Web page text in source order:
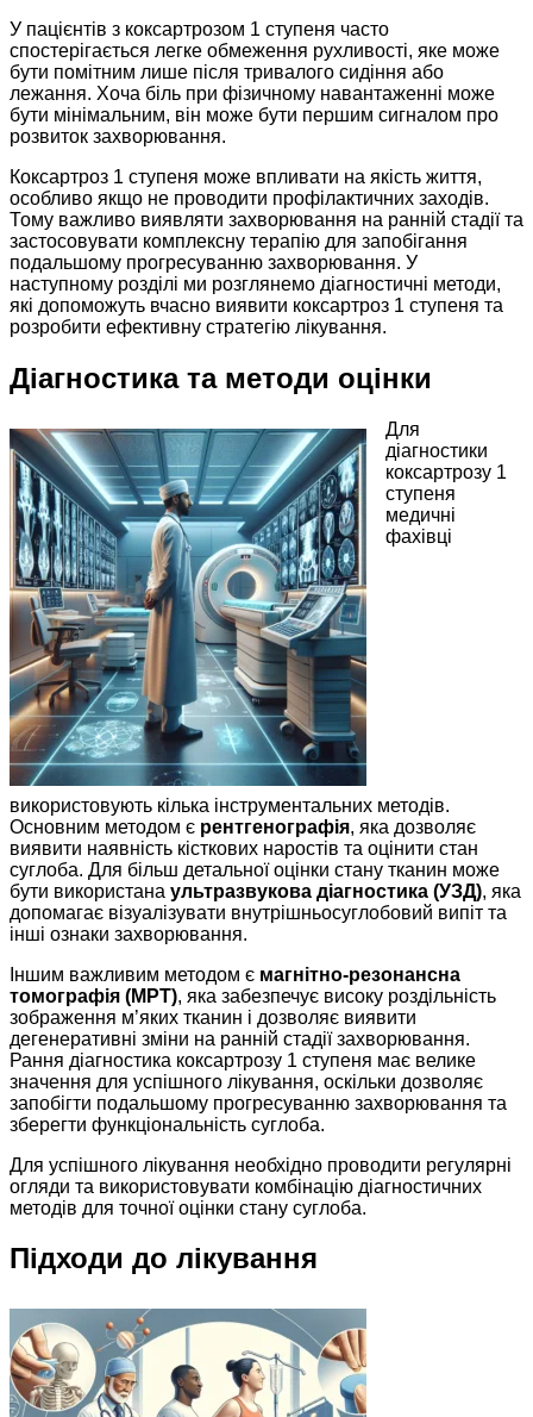
У пацієнтів з коксартрозом 1 ступеня часто
спостерігається легке обмеження рухливості, яке може
бути помітним лише після тривалого сидіння або
лежання. Хоча біль при фізичному навантаженні може
бути мінімальним, він може бути першим сигналом про
розвиток захворювання.
Коксартроз 1 ступеня може впливати на якість життя,
особливо якщо не проводити профілактичних заходів.
Тому важливо виявляти захворювання на ранній стадії та
застосовувати комплексну терапію для запобігання
подальшому прогресуванню захворювання. У
наступному розділі ми розглянемо діагностичні методи,
які допоможуть вчасно виявити коксартроз 1 ступеня та
розробити ефективну стратегію лікування.
Діагностика та методи оцінки
Для
діагностики
коксартрозу 1
ступеня
медичні
фахівці
використовують кілька інструментальних методів.
Основним методом є рентгенографія, яка дозволяє
виявити наявність кісткових наростів та оцінити стан
суглоба. Для більш детальної оцінки стану тканин може
бути використана ультразвукова діагностика (УЗД), яка
допомагає візуалізувати внутрішньосуглобовий випіт та
інші ознаки захворювання.
Іншим важливим методом є магнітно-резонансна
томографія (МРТ), яка забезпечує високу роздільність
зображення м’яких тканин і дозволяє виявити
дегенеративні зміни на ранній стадії захворювання.
Рання діагностика коксартрозу 1 ступеня має велике
значення для успішного лікування, оскільки дозволяє
запобігти подальшому прогресуванню захворювання та
зберегти функціональність суглоба.
Для успішного лікування необхідно проводити регулярні
огляди та використовувати комбінацію діагностичних
методів для точної оцінки стану суглоба.
Підходи до лікування